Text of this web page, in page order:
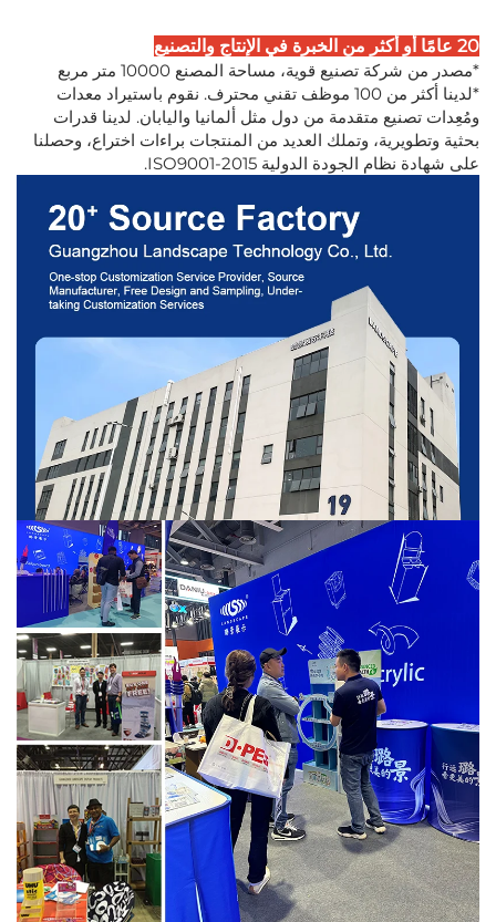
20 عامًا أو أكثر من الخبرة في الإنتاج والتصنيع
*مصدر من شركة تصنيع قوية، مساحة المصنع 10000 متر مربع
*لدينا أكثر من 100 موظف تقني محترف. نقوم باستيراد معدات
ومُعِدات تصنيع متقدمة من دول مثل ألمانيا واليابان. لدينا قدرات
بحثية وتطويرية، وتملك العديد من المنتجات براءات اختراع، وحصلنا
على شهادة نظام الجودة الدولية ISO9001-2015.